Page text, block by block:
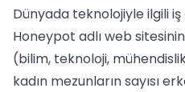
Dünyada teknolojiyle ilgili
Honeypot adlı web
(bilim, teknoloji,
kadın mezunların sayısı